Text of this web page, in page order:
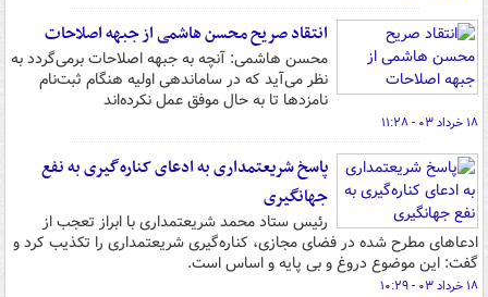
انتقاد صریح محسن هاشمی از جبهه اصلاحات
محسن هاشمی: آنچه به جبهه اصلاحات برمی‌گردد به
نظر می‌آید که در ساماندهی اولیه هنگام ثبت‌نام
نامزدها تا به حال موفق عمل نکرده‌اند
۱۸ خرداد ۰۳ - ۱۱:۲۸
پاسخ شریعتمداری به ادعای کناره‌گیری به نفع
جهانگیری
رئیس ستاد محمد شریعتمداری با ابراز تعجب از
ادعاهای مطرح شده در فضای مجازی، کناره‌گیری شریعتمداری را تکذیب کرد و
گفت: این موضوع دروغ و بی پایه و اساس است.
۱۸ خرداد ۰۳ - ۱۰:۲۹